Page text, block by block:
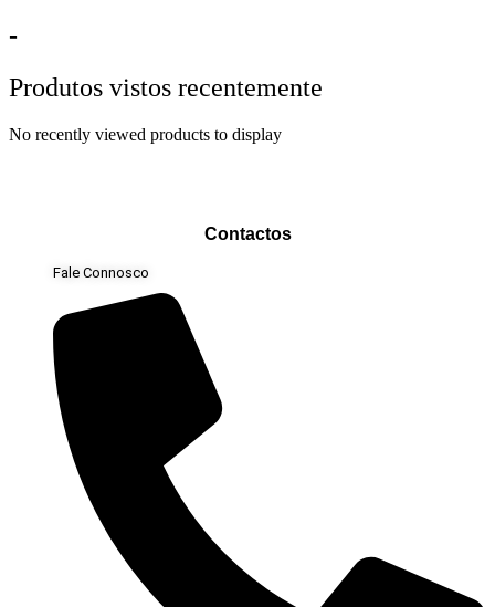
-
Produtos vistos recentemente
No recently viewed products to display
Contactos
Fale Connosco